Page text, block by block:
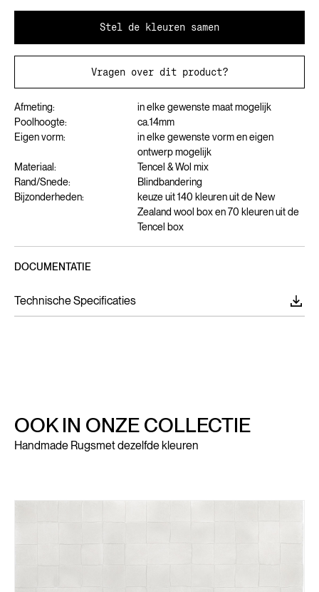
Stel de kleuren samen
Vragen over dit product?
Afmeting:
in elke gewenste maat mogelijk
Poolhoogte:
ca.14mm
Eigen vorm:
in elke gewenste vorm en eigen
ontwerp mogelijk
Materiaal:
Tencel & Wol mix
Rand/Snede:
Blindbandering
Bijzonderheden:
keuze uit 140 kleuren uit de New
Zealand wool box en 70 kleuren uit de
Tencel box
DOCUMENTATIE
Technische Specificaties
OOK IN ONZE COLLECTIE
Handmade Rugsmet dezelfde kleuren